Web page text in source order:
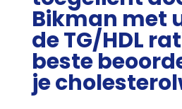
Bikman met
de TG/HDL
beste
je